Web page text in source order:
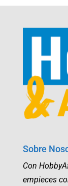
Sobre
Con
empieces